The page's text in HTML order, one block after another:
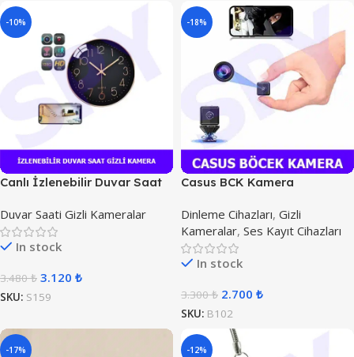
-10%
Canlı İzlenebilir Duvar Saat
Duvar Saati Gizli Kameralar
In stock
3.480₺ 3.120 ₺
SKU: S159
-18%
Casus BCK Kamera
Dinleme Cihazları, Gizli
Kameralar, Ses Kayıt Cihazları
In stock
3.300₺ 2.700 ₺
SKU: B102
-17% -12%